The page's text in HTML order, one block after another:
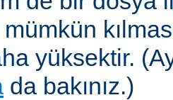
yüksektir.
da bakınız.)